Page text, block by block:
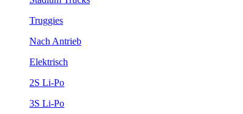
Truggies
Nach Antrieb
Elektrisch
2S Li-Po
3S Li-Po